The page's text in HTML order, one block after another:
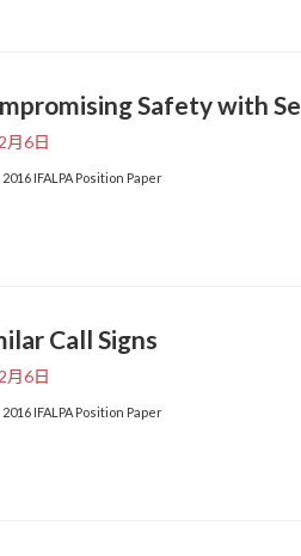
Safety with
月6日
2016 IFALPA Position Paper
Call Signs
月6日
2016 IFALPA Position Paper